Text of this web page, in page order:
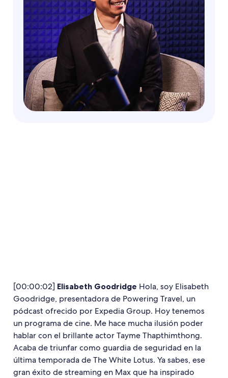
[00:00:02] Elisabeth Goodridge Hola, soy Elisabeth
Goodridge, presentadora de Powering Travel, un
pódcast ofrecido por Expedia Group. Hoy tenemos
un programa de cine. Me hace mucha ilusión poder
hablar con el brillante actor Tayme Thapthimthong.
Acaba de triunfar como guardia de seguridad en la
última temporada de The White Lotus. Ya sabes, ese
gran éxito de streaming en Max que ha inspirado